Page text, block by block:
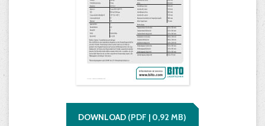
DOWNLOAD (PDF | 0,92 MB)